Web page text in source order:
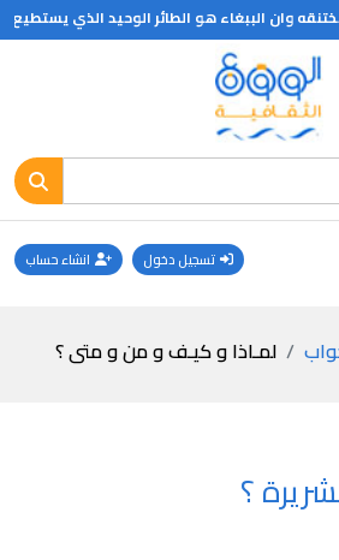
الببغاء هو الطائر الوحيد الذي يستطيع
تسجيل دخول انشاء حساب
لمـاذا و كيـف و من و متى ؟
؟